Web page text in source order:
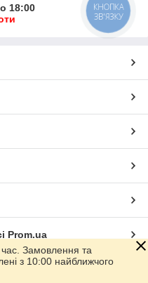
18:00
Prom.ua
Замовлення та
з 10:00 найближчого
КНОПКА
ЗВ'ЯЗКУ